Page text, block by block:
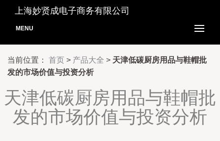
上海妙贤成电子商务有限公司
MENU
当前位置： 首页 > 产品大全 > 天津低碳厨房用品与鞋帽批
发的市场价值与投资分析
天津低碳厨房用品与鞋帽批
发的市场价值与投资分析